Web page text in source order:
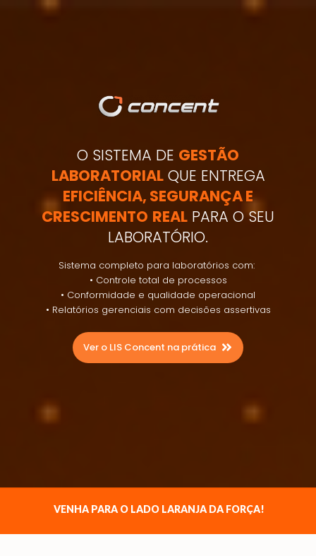
O SISTEMA DE GESTÃO
LABORATORIALQUE ENTREGA
EFICIÊNCIA, SEGURANÇA E
CRESCIMENTO REAL PARA O SEU
LABORATÓRIO.
Sistema completo para laboratórios com:
• Controle total de processos
• Conformidade e qualidade operacional
• Relatórios gerenciais com decisões assertivas
Ver o LIS Concent na prática
VENHA PARA O LADO LARANJA DA FORÇA!